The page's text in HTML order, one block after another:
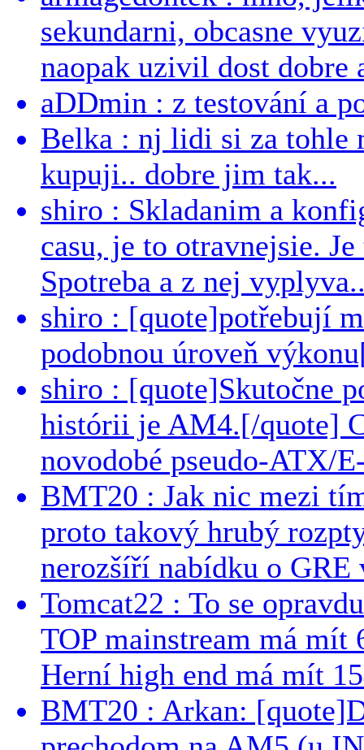
sekundarni, obcasne
naopak uzivil dost dobre
aDDmin : z testování a
Belka : nj lidi si za tohle
kupuji.. dobre jim tak...
shiro : Skladanim a
casu, je to otravnejsie.
Spotreba a z nej
shiro : [quote]potřebují
podobnou úroveň
shiro : [quote]Skutočne
histórii je AM4.[/quote]
novodobé pseudo-ATX/
BMT20 : Jak nic mezi
proto takový hrubý
nerozšíří nabídku o GRE
Tomcat22 : To se
TOP mainstream má
Herní high end má mít
BMT20 : Arkan: